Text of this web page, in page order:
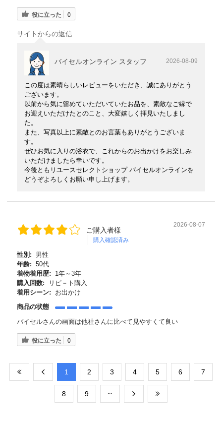
役に立った 0
サイトからの返信
バイセルオンライン スタッフ 2026-08-09
この度は素晴らしいレビューをいただき、誠にありがとう
ございます。
以前から気に留めていただいていたお品を、素敵なご縁で
お迎えいただけたとのこと、大変嬉しく拝見いたしまし
た。
また、写真以上に素敵とのお言葉もありがとうございま
す。
ぜひお気に入りの浴衣で、これからのお出かけをお楽しみ
いただけましたら幸いです。
今後ともリユースセレクトショップ バイセルオンラインを
どうぞよろしくお願い申し上げます。
ご購入者様
購入確認済み
2026-08-07
性別:
男性
年齢: 50代
着物着用歴:
1年～3年
購入回数:
リピ－ト購入
着用シーン:
お出かけ
商品の状態
バイセルさんの画面は他社さんに比べて見やすくて良い
役に立った 0
​1 ​2 ​3 ​4 ​5 ​6 ​7
​8 ​9